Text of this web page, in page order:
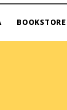
BOOKSTORE